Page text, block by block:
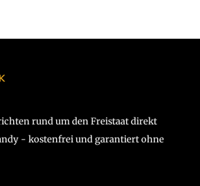
rund um den Freistaat direkt
- kostenfrei und garantiert ohne